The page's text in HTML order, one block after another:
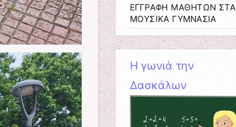
ΕΓΓΡΑΦΗ ΜΑΘΗΤΩΝ ΣΤΑ
ΜΟΥΣΙΚΑ ΓΥΜΝΑΣΙΑ
Η γωνιά την
Δασκάλων